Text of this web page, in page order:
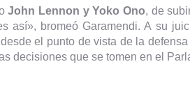
John Lennon y Yoko Ono, de
así», bromeó Garamendi. A su
el punto de vista de la
decisiones que se tomen en el